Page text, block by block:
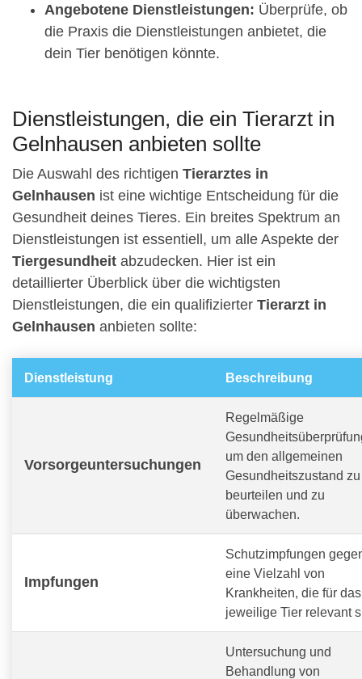
Angebotene Dienstleistungen: Überprüfe, ob
die Praxis die Dienstleistungen anbietet, die
dein Tier benötigen könnte.
Dienstleistungen, die ein Tierarzt in
Gelnhausen anbieten sollte
Die Auswahl des richtigen Tierarztes in
Gelnhausen ist eine wichtige Entscheidung für die
Gesundheit deines Tieres. Ein breites Spektrum an
Dienstleistungen ist essentiell, um alle Aspekte der
Tiergesundheit abzudecken. Hier ist ein
detaillierter Überblick über die wichtigsten
Dienstleistungen, die ein qualifizierter Tierarzt in
Gelnhausen anbieten sollte:
Dienstleistung Beschreibung
Vorsorgeuntersuchungen
Regelmäßige
um den allgemeinen
Gesundheitszustand zu
beurteilen und zu
überwachen.
Impfungen
Schutzimpfungen
eine Vielzahl von
Krankheiten, die für das
jeweilige Tier relevant
Untersuchung und
Behandlung von